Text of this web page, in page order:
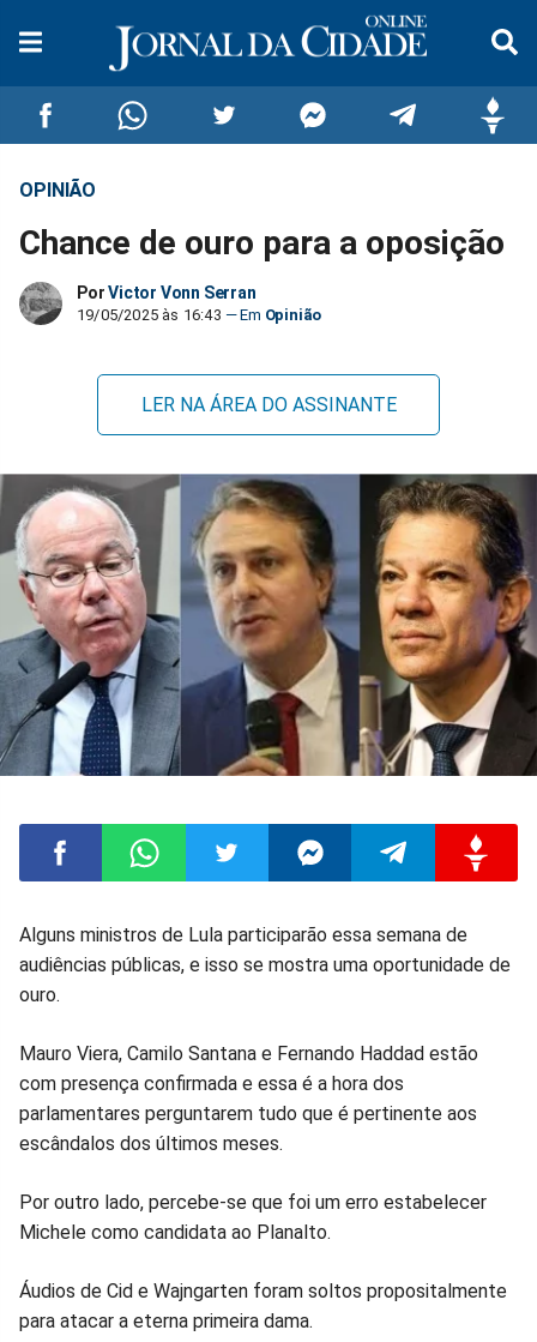
Compartilhar
no
Facebook
Compartilhar
no
Whatsapp
no
Twitter
no
Messenger
no
no
OPINIÃO
Chance de ouro para a oposição
Por Victor Vonn Serran
19/05/2025 às 16:43 Opinião
LER NA ÁREA DO ASSINANTE
Compartilhar
no
Facebook
Compartilhar
Whatsapp
Compartilhar
Twitter
Compartilhar
Messenger
Compartilhar
TelegramGettr
Alguns ministros de Lula participarão essa semana de
audiências públicas, e isso se mostra uma oportunidade de
ouro.
Mauro Viera, Camilo Santana e Fernando Haddad estão
com presença confirmada e essa é a hora dos
parlamentares perguntarem tudo que é pertinente aos
escândalos dos últimos meses.
Por outro lado, percebe-se que foi um erro estabelecer
Michele como candidata ao Planalto.
Áudios de Cid e Wajngarten foram soltos propositalmente
para atacar a eterna primeira dama.